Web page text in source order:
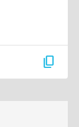
content_copy